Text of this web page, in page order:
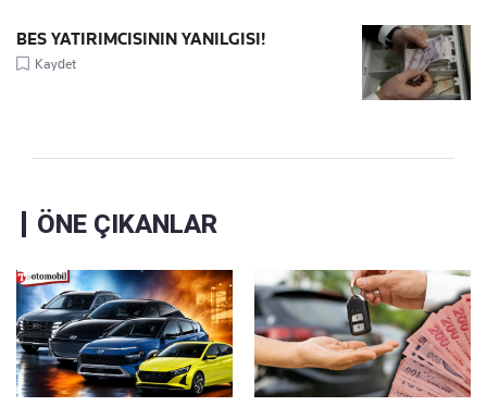
BES YATIRIMCISININ YANILGISI!
Kaydet
ÖNE ÇIKANLAR